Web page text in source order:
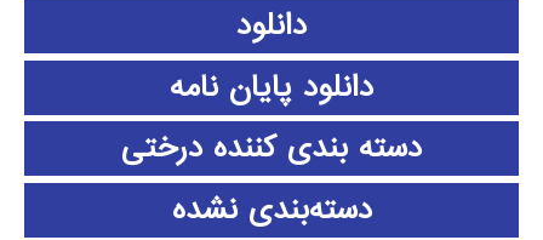
دانلود
دانلود پايان نامه
دسته بندی کننده درختی
دسته‌بندی نشده